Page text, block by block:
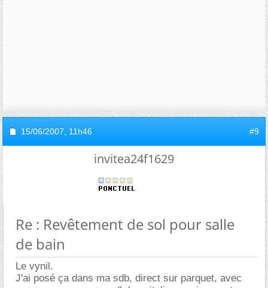
15/06/2007, 11h46 #9
invitea24f1629
Re : Revêtement de sol pour salle
de bain
Le vynil.
J'ai posé ça dans ma sdb, direct sur parquet, avec